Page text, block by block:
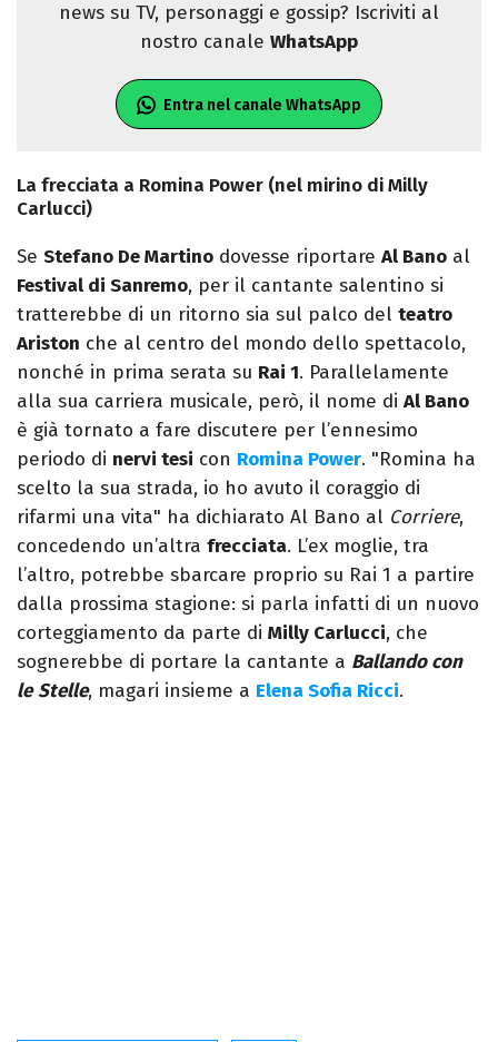
news su TV, personaggi e gossip? Iscriviti al
nostro canale WhatsApp
Entra nel canale WhatsApp
La frecciata a Romina Power (nel mirino di Milly
Carlucci)
Se Stefano De Martino dovesse riportare Al Bano al
Festival di Sanremo, per il cantante salentino si
tratterebbe di un ritorno sia sul palco del teatro
Ariston che al centro del mondo dello spettacolo,
nonché in prima serata su Rai 1. Parallelamente
alla sua carriera musicale, però, il nome di Al Bano
è già tornato a fare discutere per l’ennesimo
periodo di nervi tesi con Romina Power. "Romina ha
scelto la sua strada, io ho avuto il coraggio di
rifarmi una vita" ha dichiarato Al Bano al Corriere,
concedendo un’altra frecciata. L’ex moglie, tra
l’altro, potrebbe sbarcare proprio su Rai 1 a partire
dalla prossima stagione: si parla infatti di un nuovo
corteggiamento da parte di Milly Carlucci, che
sognerebbe di portare la cantante a Ballando con
le Stelle, magari insieme a Elena Sofia Ricci.